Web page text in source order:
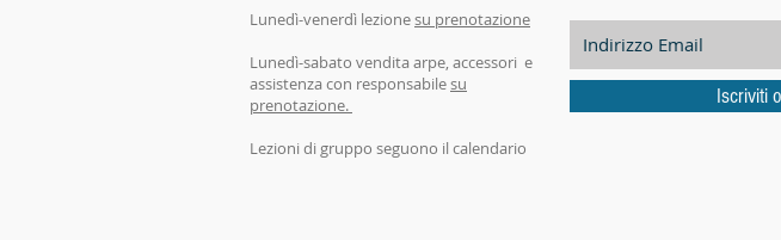
Lunedì-venerdì lezionesu prenotazione
Lunedì-sabato vendita arpe, accessori e
assistenza con responsabilesu
prenotazione.
Lezioni di gruppo seguono il calendario
Iscriviti